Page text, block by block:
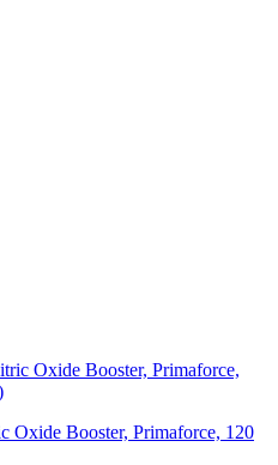
Oxide Booster, Primaforce, 120